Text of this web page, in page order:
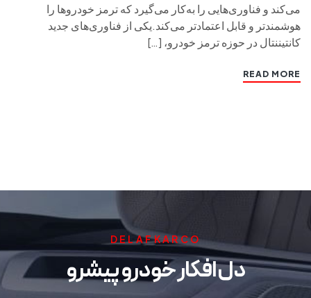
می‌کند و فناوری‌هایی را به‌کار می‌گیرد که ترمز خودروها را
هوشمندتر و قابل اعتمادتر می‌کند.یکی از فناوری‌های جدید
کانتیننتال در حوزه ترمز خودرو، […]
READ MORE
DELAFKARCO
دل افکار خودرو پیشرو